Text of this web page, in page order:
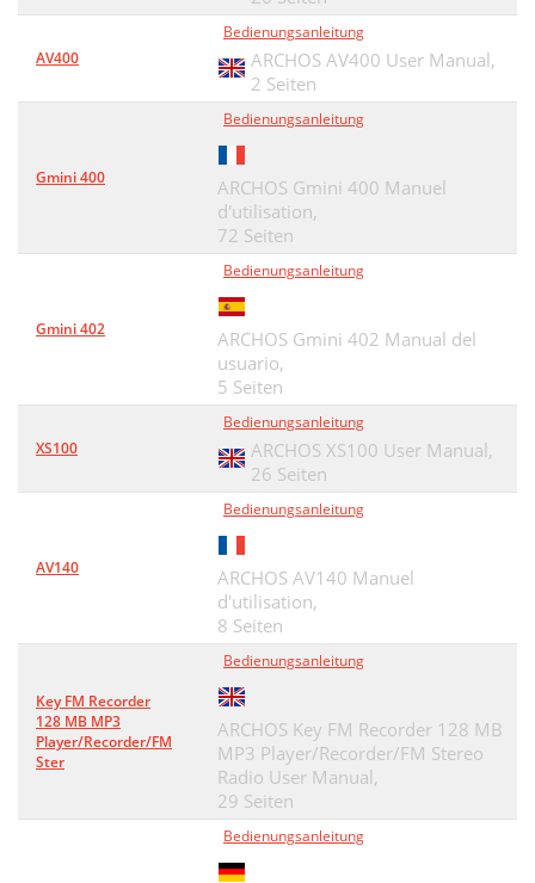
AV400
Bedienungsanleitung
ARCHOS AV400 User Manual,
2 Seiten
Gmini 400
Bedienungsanleitung
ARCHOS Gmini 400 Manuel
d'utilisation,
72 Seiten
Gmini 402
Bedienungsanleitung
ARCHOS Gmini 402 Manual del
usuario,
5 Seiten
XS100
Bedienungsanleitung
ARCHOS XS100 User Manual,
26 Seiten
AV140
Bedienungsanleitung
ARCHOS AV140 Manuel
d'utilisation,
8 Seiten
Key FM Recorder
128 MB MP3
Player/Recorder/FM
Ster
Bedienungsanleitung
ARCHOS Key FM Recorder 128 MB
MP3 Player/Recorder/FM Stereo
Radio User Manual,
29 Seiten
Bedienungsanleitung